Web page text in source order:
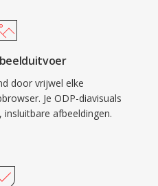
door vrijwel elke
Je ODP-diavisuals
afbeeldingen.